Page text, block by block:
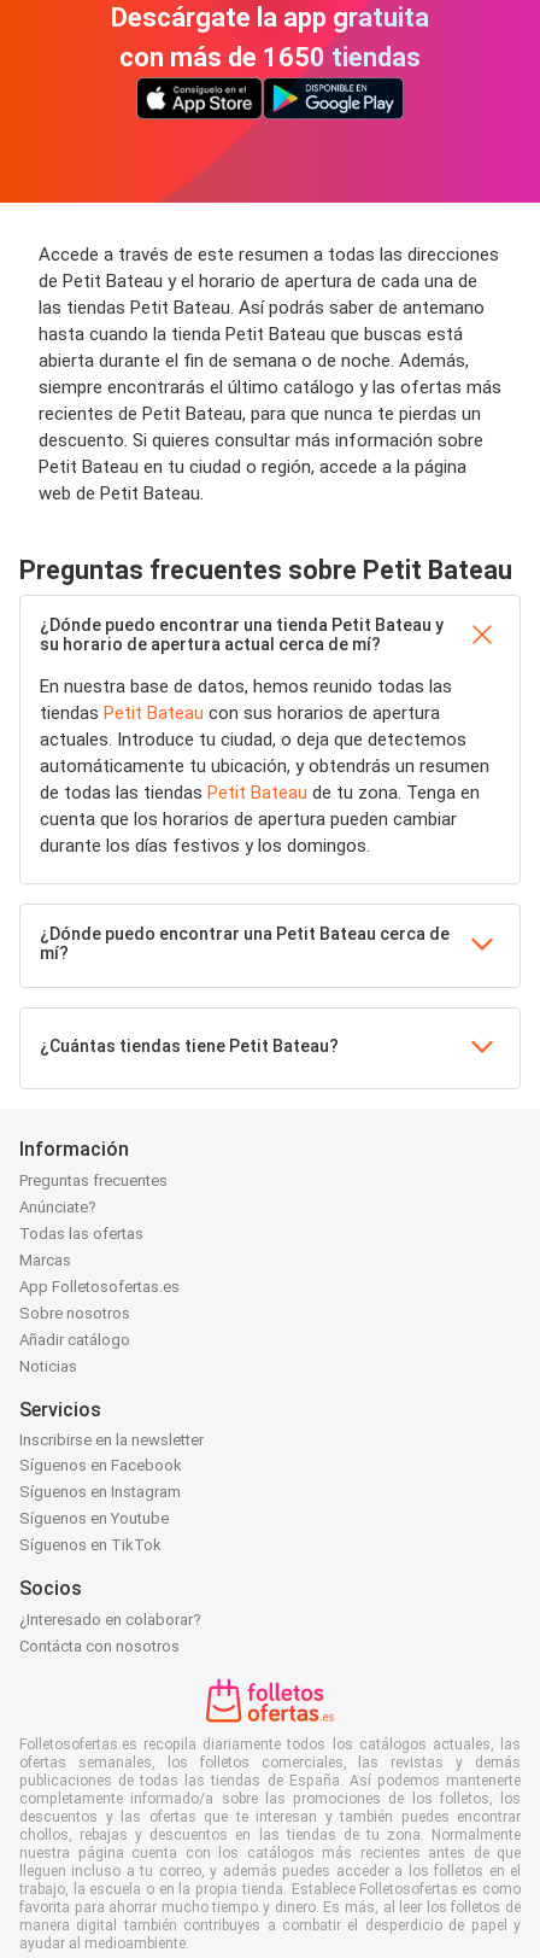
Descárgate la app gratuita
con más de 1650 tiendas
Accede a través de este resumen a todas las direcciones
de Petit Bateau y el horario de apertura de cada una de
las tiendas Petit Bateau. Así podrás saber de antemano
hasta cuando la tienda Petit Bateau que buscas está
abierta durante el fin de semana o de noche. Además,
siempre encontrarás el último catálogo y las ofertas más
recientes de Petit Bateau, para que nunca te pierdas un
descuento. Si quieres consultar más información sobre
Petit Bateau en tu ciudad o región, accede a la página
web de Petit Bateau.
Preguntas frecuentes sobre Petit Bateau
¿Dónde puedo encontrar una tienda Petit Bateau y
su horario de apertura actual cerca de mí?
En nuestra base de datos, hemos reunido todas las
tiendas Petit Bateau con sus horarios de apertura
actuales. Introduce tu ciudad, o deja que detectemos
automáticamente tu ubicación, y obtendrás un resumen
de todas las tiendas Petit Bateau de tu zona. Tenga en
cuenta que los horarios de apertura pueden cambiar
durante los días festivos y los domingos.
¿Dónde puedo encontrar una Petit Bateau cerca de
mí?
¿Cuántas tiendas tiene Petit Bateau?
Información
Preguntas frecuentes
Anúnciate?
Todas las ofertas
Marcas
App Folletosofertas.es
Sobre nosotros
Añadir catálogo
Noticias
Servicios
Inscribirse en la newsletter
Síguenos en Facebook
Síguenos en Instagram
Síguenos en Youtube
Síguenos en TikTok
Socios
¿Interesado en colaborar?
Contácta con nosotros
Folletosofertas.es recopila diariamente todos los catálogos actuales, las
ofertas semanales, los folletos comerciales, las revistas y demás
publicaciones de todas las tiendas de España. Así podemos mantenerte
completamente informado/a sobre las promociones de los folletos, los
descuentos y las ofertas que te interesan y también puedes encontrar
chollos, rebajas y descuentos en las tiendas de tu zona. Normalmente
nuestra página cuenta con los catálogos más recientes antes de que
lleguen incluso a tu correo, y además puedes acceder a los folletos en el
trabajo, la escuela o en la propia tienda. Establece Folletosofertas.es como
favorita para ahorrar mucho tiempo y dinero. Es más, al leer los folletos de
manera digital también contribuyes a combatir el desperdicio de papel y
ayudar al medioambiente.